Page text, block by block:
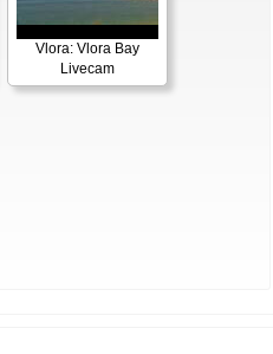
Vlora: Vlora Bay
Livecam